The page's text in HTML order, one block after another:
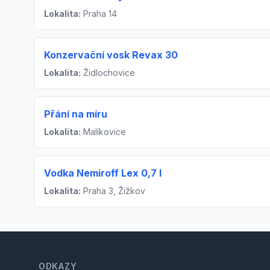
Lokalita: Praha 14
Konzervační vosk Revax 30
Lokalita: Židlochovice
Přání na míru
Lokalita: Malíkovice
Vodka Nemiroff Lex 0,7 l
Lokalita: Praha 3, Žižkov
ODKAZY